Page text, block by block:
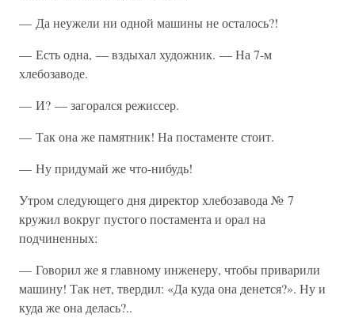
— Да неужели ни одной машины не осталось?!
— Есть одна, — вздыхал художник. — На 7-м
хлебозаводе.
— И? — загорался режиссер.
— Так она же памятник! На постаменте стоит.
— Ну придумай же что-нибудь!
Утром следующего дня директор хлебозавода № 7
кружил вокруг пустого постамента и орал на
подчиненных:
— Говорил же я главному инженеру, чтобы приварили
машину! Так нет, твердил: «Да куда она денется?». Ну и
куда же она делась?..